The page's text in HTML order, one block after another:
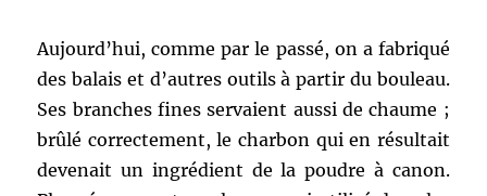
Aujourd’hui, comme par le passé, on a fabriqué
des balais et d’autres outils à partir du bouleau.
Ses branches fines servaient aussi de chaume ;
brûlé correctement, le charbon qui en résultait
devenait un ingrédient de la poudre à canon.